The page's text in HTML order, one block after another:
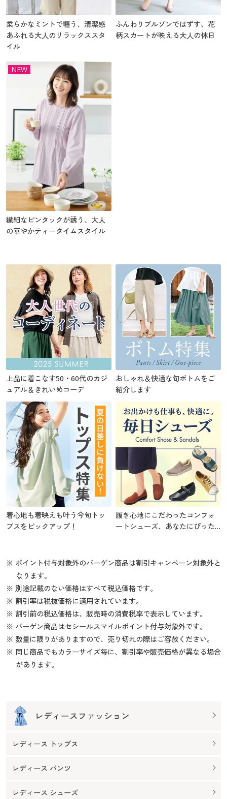
柔らかなミントで纏う、清潔感
あふれる大人のリラックススタ
イル
ふんわりブルゾンではずす、花
柄スカートが映える大人の休日
NEW
繊細なピンタックが誘う、大人
の華やかティータイムスタイル
上品に着こなす50・60代のカジ
ュアル＆きれいめコーデ
おしゃれ＆快適な旬ボトムをご
紹介します
着心地も着映えも叶う今旬トッ
プスをピックアップ！
履き心地にこだわったコンフォ
ートシューズ、あなたにぴった
※ ポイント付与対象外のバーゲン商品は割引キャンペーン対象外と
なります。
※ 別途記載のない価格はすべて税込価格です。
※ 割引率は税抜価格に適用されています。
※ 割引前の税込価格は、販売時の消費税率で表示しています。
※ バーゲン商品はセシールスマイルポイント付与対象外です。
※ 数量に限りがありますので、売り切れの際はご容赦ください。
※ 同じ商品でもカラーサイズ毎に、割引率や販売価格が異なる場合
があります。
レディースファッション
レディース トップス
レディース パンツ
レディース シューズ